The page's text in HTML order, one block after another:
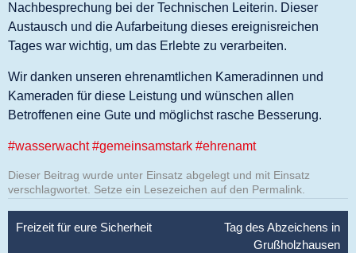
Nachbesprechung bei der Technischen Leiterin. Dieser
Austausch und die Aufarbeitung dieses ereignisreichen
Tages war wichtig, um das Erlebte zu verarbeiten.
Wir danken unseren ehrenamtlichen Kameradinnen und
Kameraden für diese Leistung und wünschen allen
Betroffenen eine Gute und möglichst rasche Besserung.
#wasserwacht #gemeinsamstark #ehrenamt
Dieser Beitrag wurde unter Einsatz abgelegt und mit Einsatz
verschlagwortet. Setze ein Lesezeichen auf den Permalink.
Beitragsnavigation
Freizeit für eure Sicherheit
Tag des Abzeichens in
Grußholzhausen